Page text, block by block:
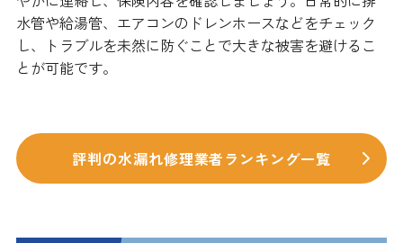
水管や給湯管、エアコンのドレンホースなどをチェック
し、トラブルを未然に防ぐことで大きな被害を避けるこ
とが可能です。
評判の水漏れ修理業者ランキング一覧